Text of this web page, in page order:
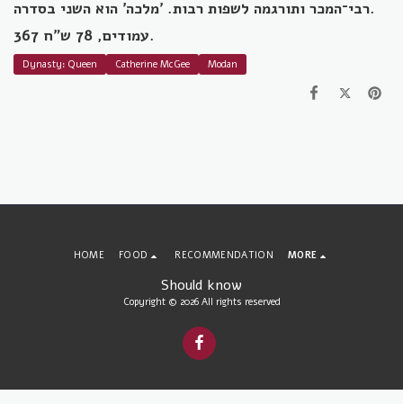
רבי־המכר ותורגמה לשפות רבות. 'מלכה' הוא השני בסדרה.
367 עמודים, 78 ש"ח.
Dynasty: Queen Catherine McGee Modan
Should know
Copyright © 2026 All rights reserved
HOME FOOD RECOMMENDATION MORE